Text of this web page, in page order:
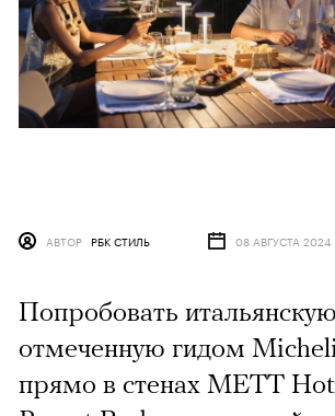
АВТОР РБК СТИЛЬ 08 АВГУСТА 2024
Попробовать
отмеченную гидом
прямо в стенах METT